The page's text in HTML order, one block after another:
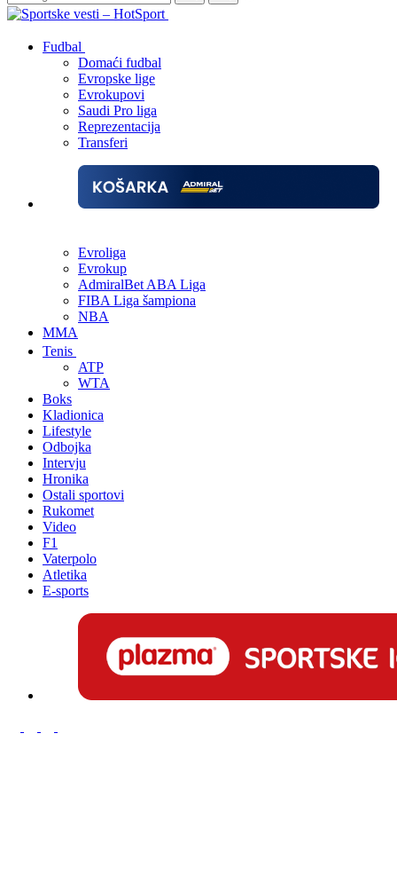
Fudbal
Domaći fudbal
Evropske lige
Evrokupovi
Saudi Pro liga
Reprezentacija
Transferi
Evroliga
Evrokup
AdmiralBet ABA Liga
FIBA Liga šampiona
NBA
MMA
Tenis
ATP
WTA
Boks
Kladionica
Lifestyle
Odbojka
Intervju
Hronika
Ostali sportovi
Rukomet
Video
F1
Vaterpolo
Atletika
E-sports